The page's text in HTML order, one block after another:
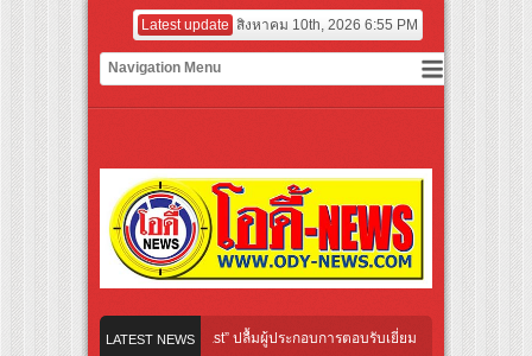
Latest update สิงหาคม 10th, 2026 6:55 PM
LATEST NEWS
Give & Go East” ปลื้มผู้ประกอบการตอบรับเยี่ยม พร้อมต่อยอดขายแพ็กเกจ